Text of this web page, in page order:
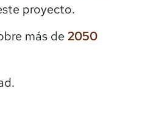
proyecto.
más de 2050